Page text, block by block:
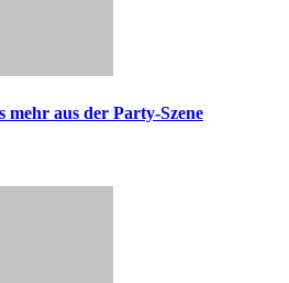
mehr aus der Party-Szene